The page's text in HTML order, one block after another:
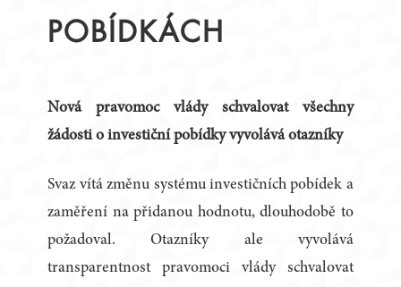
POBÍDKÁCH
Nová pravomoc vlády schvalovat všechny
žádosti o investiční pobídky vyvolává otazníky
Svaz vítá změnu systému investičních pobídek a
zaměření na přidanou hodnotu, dlouhodobě to
požadoval. Otazníky ale vyvolává
transparentnost pravomoci vlády schvalovat